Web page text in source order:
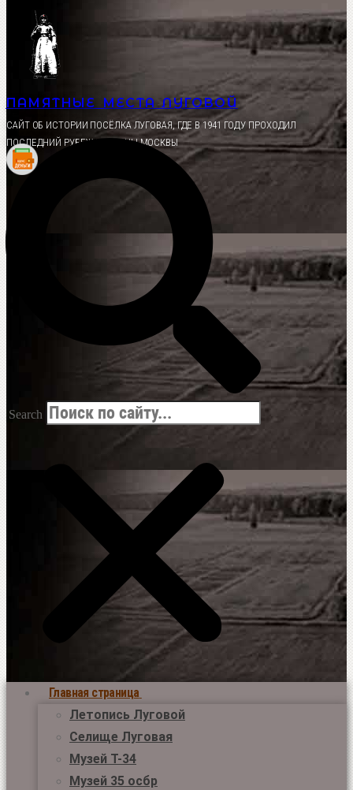
Перейти
содержимому
ПАМЯТНЫЕ МЕСТА ЛУГОВОЙ
CАЙТ ОБ ИСТОРИИ ПОСЁЛКА ЛУГОВАЯ, ГДЕ В 1941 ГОДУ ПРОХОДИЛ
ПОСЛЕДНИЙ РУБЕЖ ОБОРОНЫ МОСКВЫ
Search
Главная страница
Летопись Луговой
Селище Луговая
Музей Т-34
Музей 35 осбр